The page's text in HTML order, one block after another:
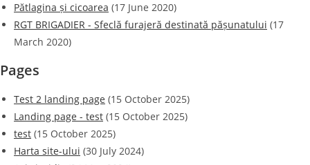
Pătlagina și cicoarea (17 June 2020)
RGT BRIGADIER - Sfeclă furajeră destinată pășunatului (17
March 2020)
Pages
Test 2 landing page (15 October 2025)
Landing page - test (15 October 2025)
test (15 October 2025)
Harta site-ului (30 July 2024)